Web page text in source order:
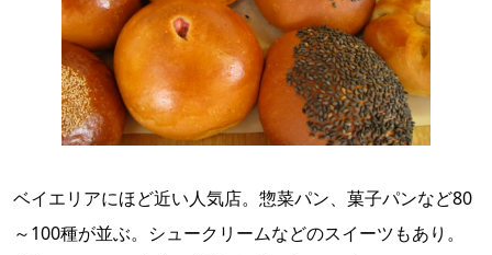
ベイエリアにほど近い人気店。惣菜パン、菓子パンなど80
～100種が並ぶ。シュークリームなどのスイーツもあり。